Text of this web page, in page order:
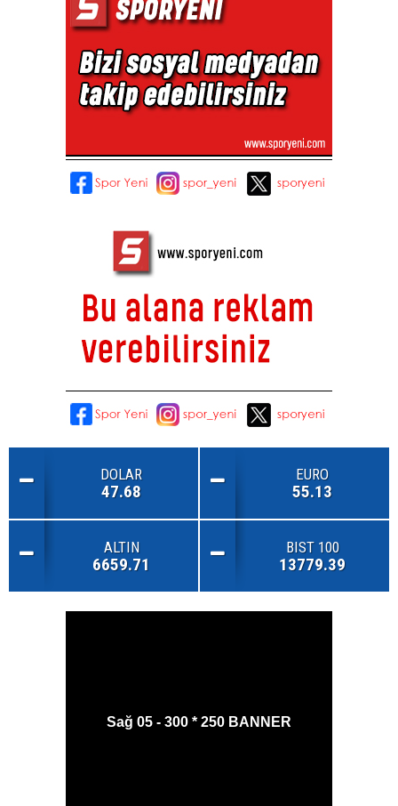
DOLAR
47.68
EURO
55.13
ALTIN
6659.71
BIST 100
13779.39
Sağ 05 - 300 * 250 BANNER